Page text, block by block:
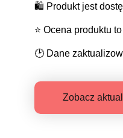
🛍️ Produkt jest
⭐️ Ocena produktu to
🕑 Dane
Zobacz